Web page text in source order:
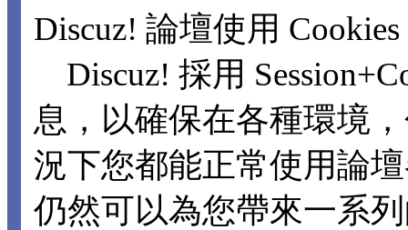
Discuz! 論壇使用
Discuz! 採用
息，以確保在各種環境
況下您都能正常使用論
仍然可以為您帶來一系